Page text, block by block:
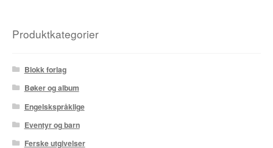
Produktkategorier
Blokk forlag
Bøker og album
Engelskspråklige
Eventyr og barn
Ferske utgivelser